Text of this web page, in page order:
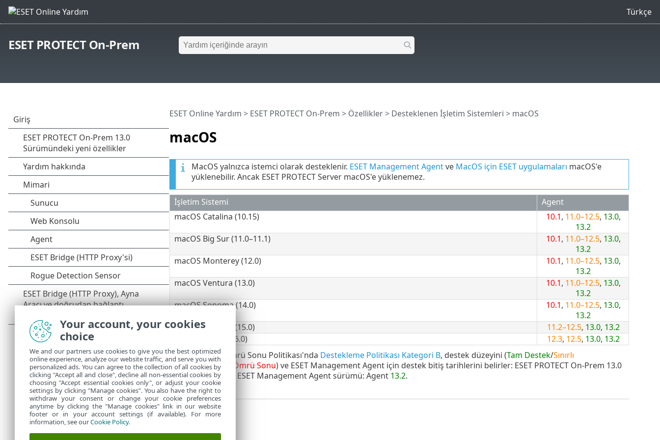
Türkçe
ESET PROTECT On-Prem
macOS
ESET Online Yardım > ESET PROTECT On-Prem > Özellikler> Desteklenen İşletim Sistemleri > macOS
MacOS yalnızca istemci olarak desteklenir. ESET Management Agentve MacOS için ESET uygulamaları macOS'e
yüklenebilir. Ancak ESET PROTECT Server macOS'e yüklenemez.
İşletim Sistemi
Agent
macOS Catalina (10.15)
10.1, 11.0–12.5, 13.0,
13.2
macOS Big Sur (11.0–11.1)
10.1, 11.0–12.5, 13.0,
13.2
macOS Monterey (12.0)
10.1, 11.0–12.5, 13.0,
13.2
macOS Ventura (13.0)
10.1, 11.0–12.5, 13.0,
13.2
macOS Sonoma (14.0)
10.1, 11.0–12.5, 13.0,
13.2
macOS Sequoia (15.0)
11.2–12.5, 13.0, 13.2
macOS Tahoe (26.0)
12.3, 12.5, 13.0, 13.2
ESET Kullanım Ömrü Sonu Politikası'nda Destekleme Politikası Kategori B, destek düzeyini (Tam Destek/Sınırlı
Destek/Kullanım Ömrü Sonu) ve ESET Management Agent için destek bitiş tarihlerini belirler: ESET PROTECT On-Prem 13.0
İle uyumlu en son ESET Management Agent sürümü: Agent 13.2.
Your account, your cookies
choice
We and our partners use cookies to give you the best optimized
online experience, analyze our website traffic, and serve you with
personalized ads. You can agree to the collection of all cookies by
clicking "Accept all and close", decline all non-essential cookies by
choosing "Accept essential cookies only", or adjust your cookie
settings by clicking "Manage cookies". You also have the right to
withdraw your consent or change your cookie preferences
anytime by clicking the "Manage cookies" link in our website
footer or in your account settings (if available). For more
information, see ourCookie Policy.